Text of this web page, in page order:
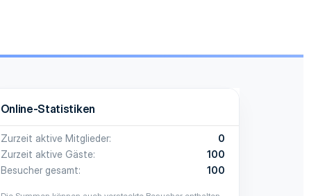
Online-Statistiken
Zurzeit aktive Mitglieder
0
Zurzeit aktive Gäste
100
Besucher gesamt
100